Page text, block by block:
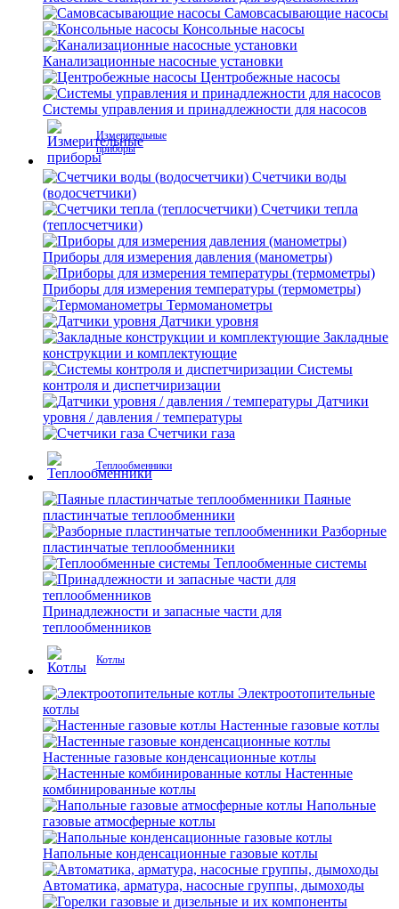
Самовсасывающие насосы
Консольные насосы
Канализационные насосные установки
Центробежные насосы
Системы управления и принадлежности для насосов
Измерительные
приборы
Счетчики воды
(водосчетчики)
Счетчики тепла
(теплосчетчики)
Приборы для измерения давления (манометры)
Приборы для измерения температуры (термометры)
Термоманометры
Датчики уровня
Закладные
конструкции и комплектующие
Системы
контроля и диспетчиризации
Датчики
уровня / давления / температуры
Счетчики газа
Теплообменники
Паяные
пластинчатые теплообменники
Разборные
пластинчатые теплообменники
Теплообменные системы
Принадлежности и запасные части для
теплообменников
Котлы
Электроотопительные
котлы
Настенные газовые котлы
Настенные газовые конденсационные котлы
Настенные
комбинированные котлы
Напольные
газовые атмосферные котлы
Напольные конденсационные газовые котлы
Автоматика, арматура, насосные группы, дымоходы